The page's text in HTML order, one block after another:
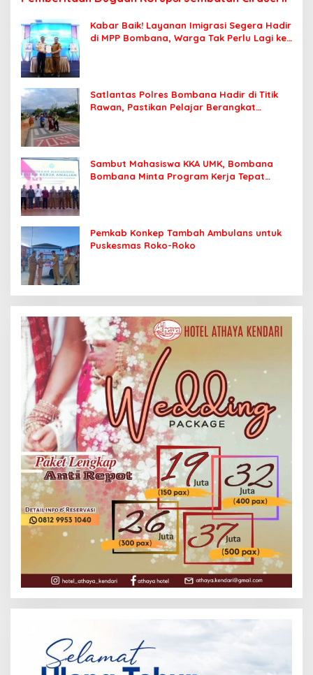
Kabar Baik! Layanan Imigrasi Segera Hadir
di MPP Bombana, Warga Tak Perlu Lagi ke
Satlantas Polres Bombana Hadir di Titik
Rawan, Pastikan Pelajar Berangkat
Sambut Mahasiswa KKA UMK, Bombana
Bombana Minta Program Kerja Tepat
Pemkab Konkep Tambah Ambulans untuk
Puskesmas Roko-Roko